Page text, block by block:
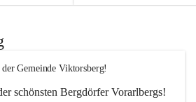
Gemeinde Viktorsberg!
schönsten Bergdörfer Vorarlbergs!